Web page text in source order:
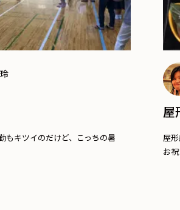
もキツイのだけど、こっちの暑
屋
屋
お